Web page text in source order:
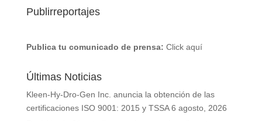
Publirreportajes
Publica tu comunicado de prensa: Click aquí
Últimas Noticias
Kleen-Hy-Dro-Gen Inc. anuncia la obtención de las
certificaciones ISO 9001: 2015 y TSSA 6 agosto, 2026